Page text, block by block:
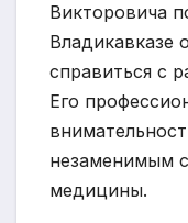
Викторовича
Владикавказе
справиться с
Его
незаменимым
медицины.